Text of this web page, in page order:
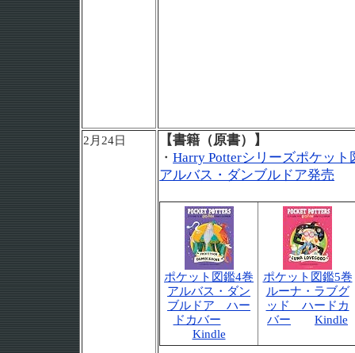
2月24日
【書籍（原書）】
・ Harry Potterシリーズポケッ
アルバス・ダンブルドア発売
ポケット図鑑4巻
アルバス・ダン
ブルドア ハー
ドカバー
Kindle
ポケット図鑑5巻
ルーナ・ラブグ
ッド ハードカ
バー
Kindle